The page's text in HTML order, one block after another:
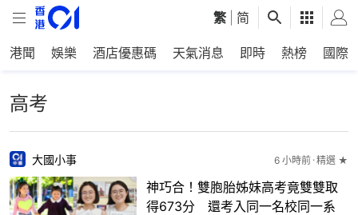
繁 简
港聞 娛樂 酒店優惠碼 天氣消息 即時 熱榜 國際
高考
大國小事 6 小時前 精選 ★
神巧合！雙胞胎姊妹高考竟雙雙取
得673分 還考入同一名校同一系